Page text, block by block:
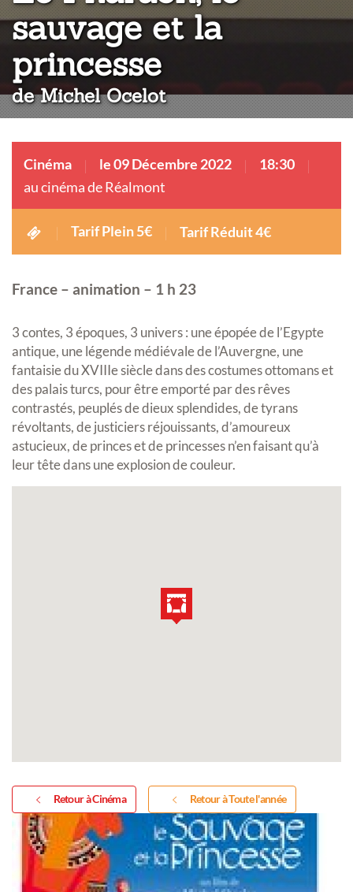
sauvage et la
princesse:
de Michel Ocelot
Cinéma le 09 Décembre 2022
18:30
au cinéma de Réalmont
Tarif Plein 5€ Tarif Réduit 4€
France – animation – 1 h 23
3 contes, 3 époques, 3 univers : une épopée de l’Egypte
antique, une légende médiévale de l’Auvergne, une
fantaisie du XVIIIe siècle dans des costumes ottomans et
des palais turcs, pour être emporté par des rêves
contrastés, peuplés de dieux splendides, de tyrans
révoltants, de justiciers réjouissants, d’amoureux
astucieux, de princes et de princesses n’en faisant qu’à
leur tête dans une explosion de couleur.
Retour à Cinéma Retour à Toute l'année